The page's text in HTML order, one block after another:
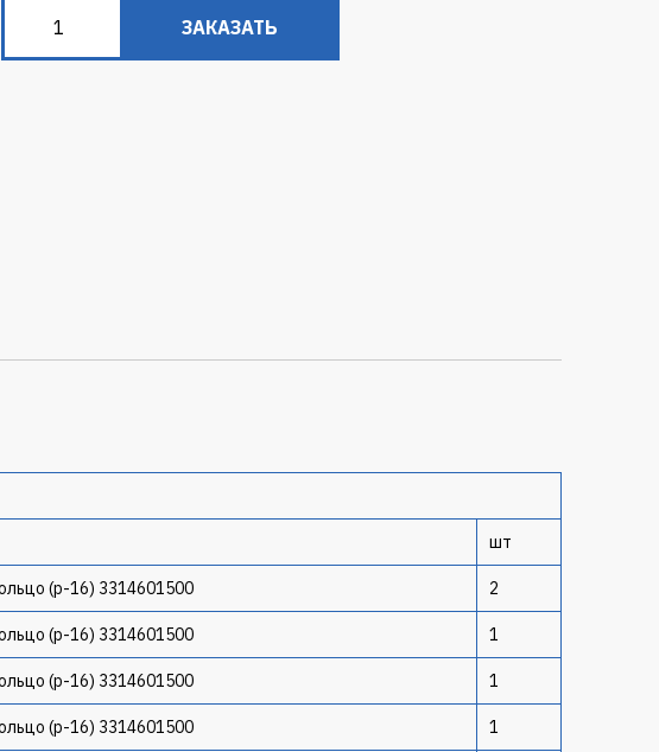
ЗАКАЗАТЬ
шт
(p-16) 3314601500 2
(p-16) 3314601500 1
(p-16) 3314601500 1
(p-16) 3314601500 1